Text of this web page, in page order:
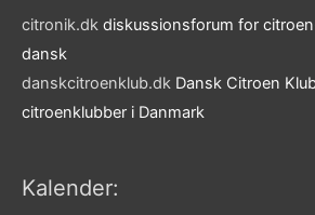
citronik.dk diskussionsforum for
dansk
danskcitroenklub.dk Dansk Citroen
citroenklubber i Danmark
Kalender: